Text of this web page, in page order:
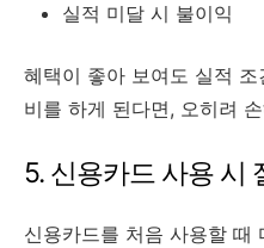
실적 미달 시 불이익
혜택이 좋아 보여도 실적
비를 하게 된다면, 오히려
5. 신용카드 사용 시
신용카드를 처음 사용할 때